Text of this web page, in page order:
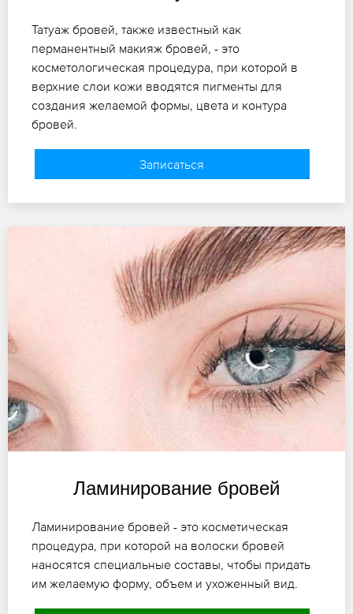
Татуаж бровей, также известный как
перманентный макияж бровей, - это
косметологическая процедура, при которой в
верхние слои кожи вводятся пигменты для
создания желаемой формы, цвета и контура
бровей.
Записаться
Ламинирование бровей
Ламинирование бровей - это косметическая
процедура, при которой на волоски бровей
наносятся специальные составы, чтобы придать
им желаемую форму, объем и ухоженный вид.